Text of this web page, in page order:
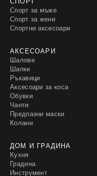
Спорт за мъже
Спорт за жени
Спортни аксесоари
АКСЕСОАРИ
Шалове
Шапки
Ръкавици
Аксесоари за коса
Обувки
Чанти
Предпазни маски
Колани
ДОМ И ГРАДИНА
Кухня
Градина
Инструмент